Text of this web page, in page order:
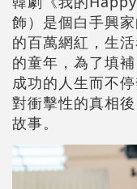
飾）是個白手興
的百萬網紅，生
的童年，為了填
成功的人生而不
對衝擊性的真相
故事。